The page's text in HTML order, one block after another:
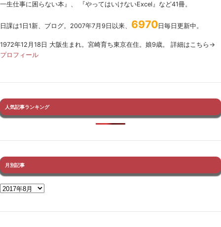
一生仕事に困らない本』、 『やってはいけないExcel』など41冊。
日課は1日1新、ブログ。2007年7月9日以来、 6970 日毎日更新中。
1972年12月18日 大阪生まれ。宮崎育ち東京在住。娘9歳。 詳細はこちら→
プロフィール
人気記事ランキング
月別記事